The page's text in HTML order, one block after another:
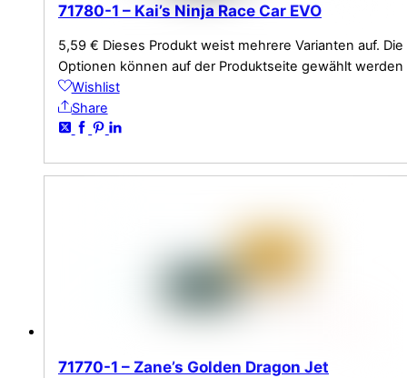
71780-1 – Kai’s Ninja Race Car EVO
5,59 € Dieses Produkt weist mehrere Varianten auf. Die
Optionen können auf der Produktseite gewählt werden
Wishlist
Share
71770-1 – Zane’s Golden Dragon Jet